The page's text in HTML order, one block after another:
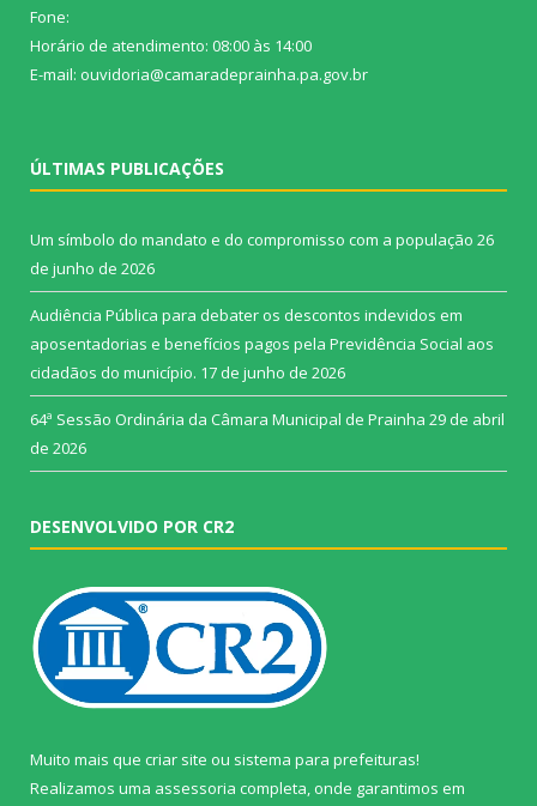
Fone:
Horário de atendimento: 08:00 às 14:00
E-mail: ouvidoria@camaradeprainha.pa.gov.br
ÚLTIMAS PUBLICAÇÕES
Um símbolo do mandato e do compromisso com a população 26
de junho de 2026
Audiência Pública para debater os descontos indevidos em
aposentadorias e benefícios pagos pela Previdência Social aos
cidadãos do município. 17 de junho de 2026
64ª Sessão Ordinária da Câmara Municipal de Prainha 29 de abril
de 2026
DESENVOLVIDO POR CR2
Muito mais que criar site ou sistema para prefeituras!
Realizamos uma assessoria completa, onde garantimos em